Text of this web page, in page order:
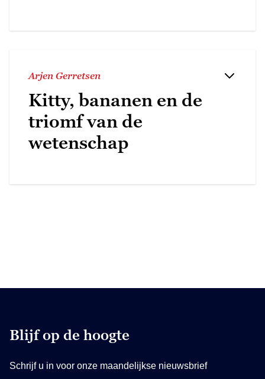
Arjen Gerretsen
Kitty, bananen en de
triomf van de
wetenschap
Blijf op de hoogte
Schrijf u in voor onze maandelijkse nieuwsbrief